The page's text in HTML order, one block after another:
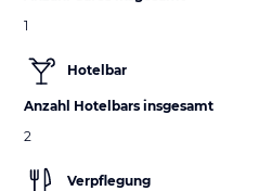
1
Hotelbar
Anzahl Hotelbars insgesamt
2
Verpflegung